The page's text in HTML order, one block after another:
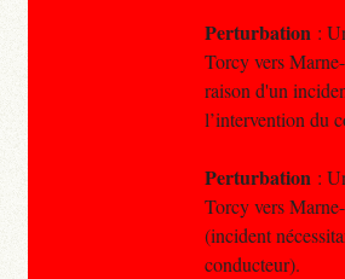
Perturbation :
Torcy vers
raison d'un
l’intervention du
Perturbation :
Torcy vers
(incident
conducteur).